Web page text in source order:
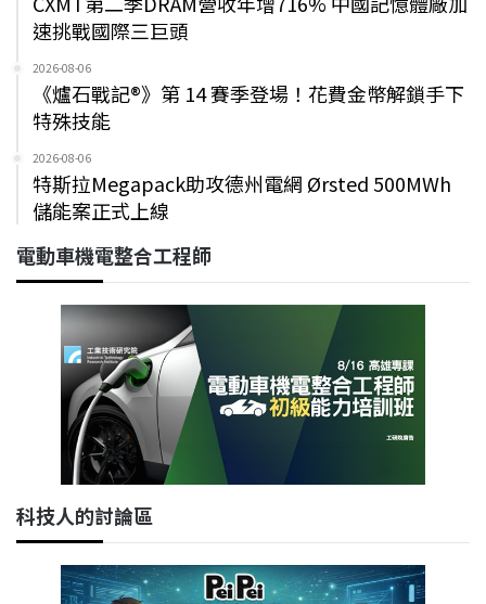
速挑戰國際三巨頭
2026-08-06
《爐石戰記®》第 14 賽季登場！花費金幣解鎖手下
特殊技能
2026-08-06
特斯拉Megapack助攻德州電網 Ørsted 500MWh
儲能案正式上線
電動車機電整合工程師
科技人的討論區